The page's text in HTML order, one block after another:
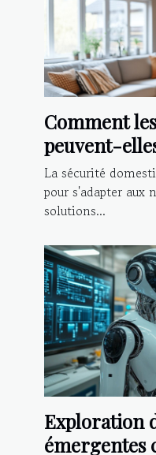
Comment
peuvent-
sécurité
La sécurité
pour s'adapter aux
solutions...
Exploration
émergentes